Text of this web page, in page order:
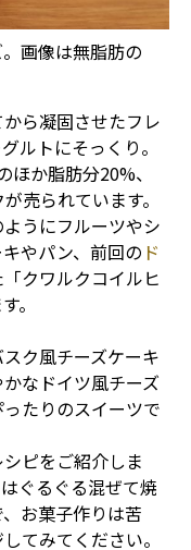
画像は無脂肪の
ら凝固させたフレ
ルトにそっくり。
か脂肪分20%、
売られています。
うにフルーツやシ
やパン、前回の ド
クワルクコイルヒ
。
ク風チーズケーキ
なドイツ風チーズ
たりのスイーツで
ピをご紹介しま
ぐるぐる混ぜて焼
お菓子作りは苦
てみてください。